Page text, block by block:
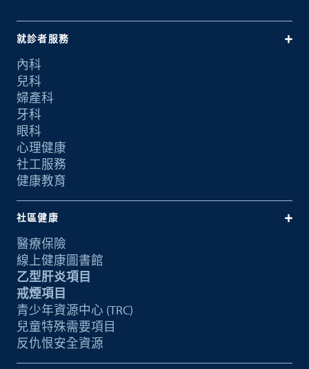
就診者服務
內科
兒科
婦產科
牙科
眼科
心理健康
社工服務
健康教育
社區健康
醫療保險
線上健康圖書館
乙型肝炎項目
戒煙項目
青少年資源中心 (TRC)
兒童特殊需要項目
反仇恨安全資源